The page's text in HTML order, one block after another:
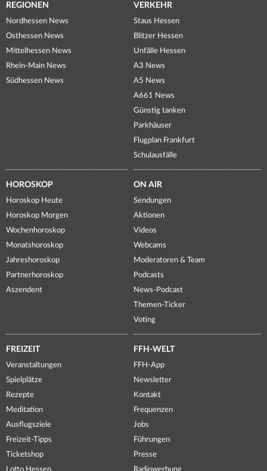
REGIONEN
Nordhessen News
Osthessen News
Mittelhessen News
Rhein-Main News
Südhessen News
VERKEHR
Staus Hessen
Blitzer Hessen
Unfälle Hessen
A3 News
A5 News
A661 News
Günstig tanken
Parkhäuser
Flugplan Frankfurt
Schulausfälle
HOROSKOP
Horoskop Heute
Horoskop Morgen
Wochenhoroskop
Monatshoroskop
Jahreshoroskop
Partnerhoroskop
Aszendent
ON AIR
Sendungen
Aktionen
Videos
Webcams
Moderatoren & Team
Podcasts
News-Podcast
Themen-Ticker
Voting
FREIZEIT
Veranstaltungen
Spielplätze
Rezepte
Meditation
Ausflugsziele
Freizeit-Tipps
Ticketshop
Lotto Hessen
FFH-WELT
FFH-App
Newsletter
Kontakt
Frequenzen
Jobs
Führungen
Presse
Radiowerbung